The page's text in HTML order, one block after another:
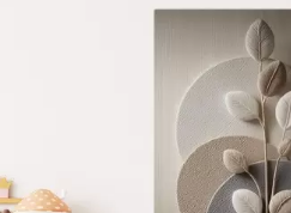
Поверхня з текстурою полотна